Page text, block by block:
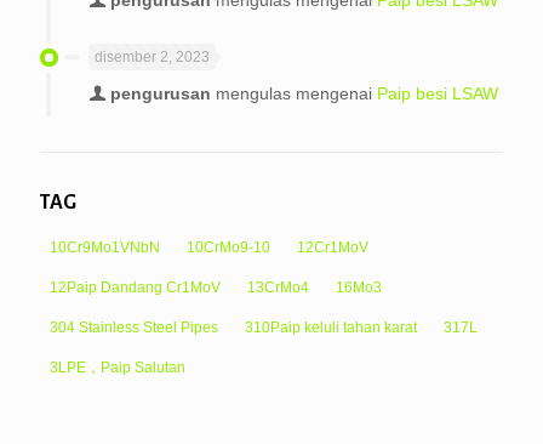
disember 2, 2023
pengurusan mengulas mengenai Paip besi LSAW
TAG
10Cr9Mo1VNbN 10CrMo9-10 12Cr1MoV
12Paip Dandang Cr1MoV 13CrMo4 16Mo3
304 Stainless Steel Pipes 310Paip keluli tahan karat 317L
3LPE，Paip Salutan